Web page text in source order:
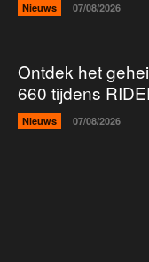
Nieuws 07/08/2026
Ontdek het
660 tijdens
Nieuws 07/08/2026